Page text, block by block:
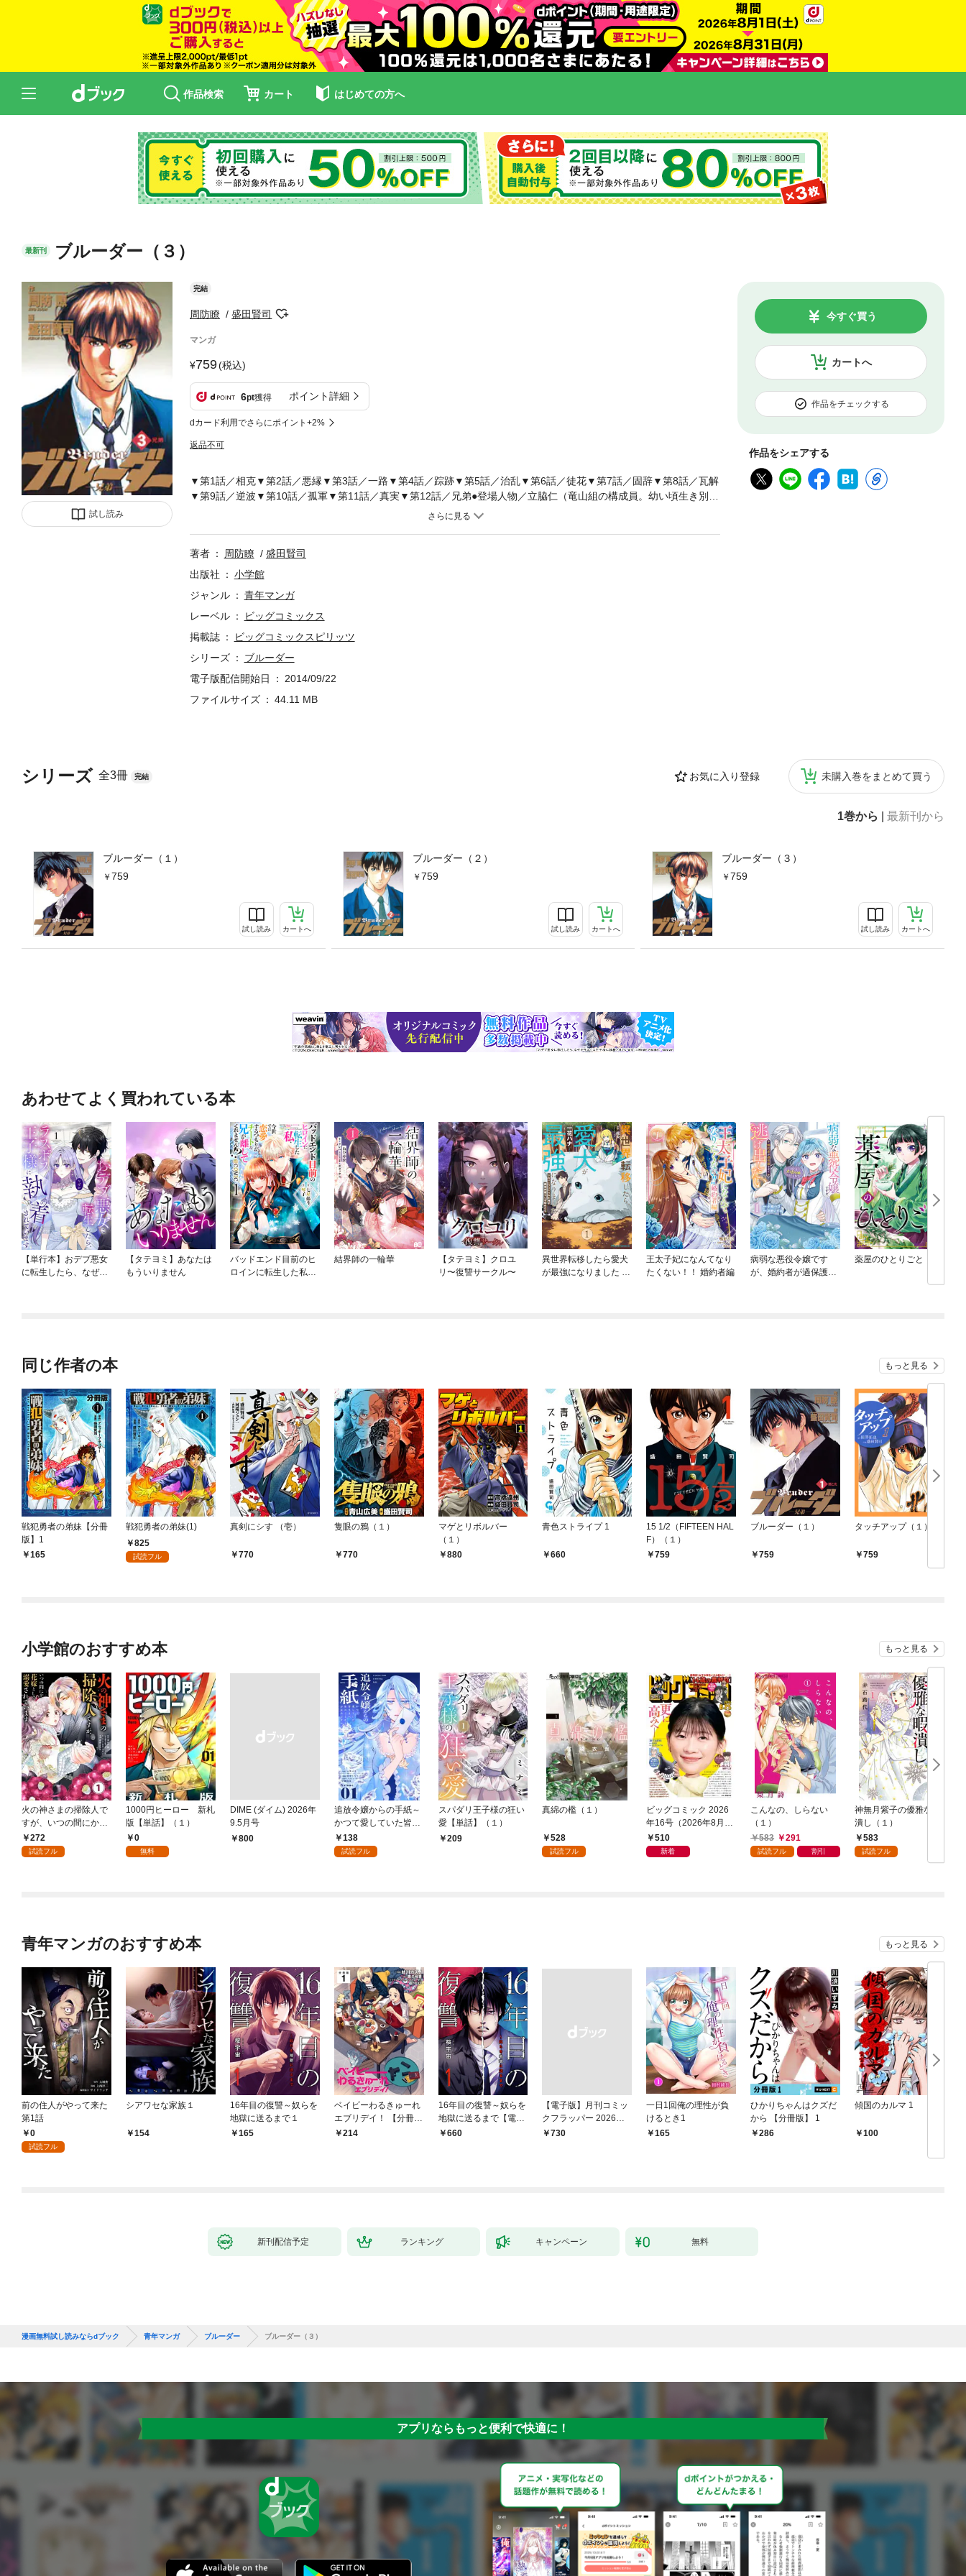
作品検索 カート はじめての方へ
最新刊 ブルーダー（３）
試し読み
完結
周防瞭 盛田賢司
マンガ
759(税込)
6pt獲得 ポイント詳細
dカード利用でさらにポイント+2%
返品不可
カートへ
今すぐ買う
作品をチェックする
作品をシェアする
シリーズ 全3冊 完結 お気に入り登録 未購入巻をまとめて買う
1巻から 最新刊から
ブルーダー（１）
759
試し読み カートへ
ブルーダー（２）
759
試し読み カートへ
ブルーダー（３）
759
試し読み カートへ
▼第1話／相克▼第2話／悪縁▼第3話／一路▼第4話／踪跡▼第5話／治乱▼第6話／徒花▼第7話／固辞▼第8話／瓦解
▼第9話／逆波▼第10話／孤軍▼第11話／真実▼第12話／兄弟●登場人物／立脇仁（竜山組の構成員。幼い頃生き別れ
になった弟・仁を心のどこかで探している）、一乃瀬正（東大大学院を卒業後、西新銀行に入行したエリート。額に
ひとり指定の場所に出向く正。そこで藤沢の襲撃に遭うが、正は自分に向けられた銃に対して、恐れるどころか果敢
に挑む。俊敏な動きで相手の攻撃をかわした正は、なんとかことなき得るが……。（第1話）▼正が藤沢に襲撃された
の後、竜山組に顔を出した仁は、組長から勝手な行動をとり続ける藤沢を含め、今回の一件のカタをつけるよう命ぜ
られる。（第2話）●本巻の特徴／竜山組と関係を持つスナック経営者・島田の心に微妙な変化が。家族のために極道
から足を洗おうする島田の下した決断とは？ 一ノ瀬正が何者かに襲撃を受ける。命をとりとめた正は、仁との関係
著者 周防瞭
盛田賢司
出版社
小学館
ジャンル
青年マンガ
レーベル
ビッグコミックス
掲載誌
ビッグコミックスピリッツ
シリーズ
ブルーダー
電子版配信開始日
2014/09/22
ファイルサイズ
44.11 MB
あわせてよく買われている本
【単行本】おデブ悪女
に転生したら、なぜか
【タテヨミ】あなたは
もういりません
バッドエンド目前のヒ
ロインに転生した私、
結界師の一輪華
【タテヨミ】クロユ
リ〜復讐サークル〜
異世界転移したら愛犬
が最強になりました ～
王太子妃になんてなり
たくない！！ 婚約者編
病弱な悪役令嬢です
が、婚約者が過保護す
薬屋のひとりごと
同じ作者の本 もっと見る
戦犯勇者の弟妹【分冊
版】1
165
戦犯勇者の弟妹(1)
825
試読フル
真剣にシす （壱）
770
隻眼の鴉（１）
770
マゲとリボルバー
（１）
880
青色ストライプ 1
660
15 1/2（FIFTEEN HAL
F）（１）
759
ブルーダー（１）
759
タッチアップ（１）
759
小学館のおすすめ本 もっと見る
火の神さまの掃除人で
すが、いつの間にか花
嫁として溺愛されてい
ます【単話】（１）
272
試読フル
1000円ヒーロー 新札
版【単話】（１）
0
無料
DIME (ダイム) 2026年
9.5月号
￥800
追放令嬢からの手紙～
かつて愛していた皆さ
まへ 私のことなどお忘
れですか？～【単話】
138
試読フル
スパダリ王子様の狂い
愛【単話】（１）
209
真綿の檻（１）
528
試読フル
ビッグコミック 2026
年16号（2026年8月7
日発売）
510
新着
こんなの、しらない
（１）
583
291
試読フル 割引
神無月紫子の優雅な暇
潰し（１）
583
試読フル
青年マンガのおすすめ本 もっと見る
前の住人がやって来た
第1話
0
試読フル
シアワセな家族１
154
16年目の復讐～奴らを
地獄に送るまで１
165
ベイビーわるきゅーれ
エブリデイ！ 【分冊
版】 1
214
16年目の復讐～奴らを
地獄に送るまで【電子
単行本版】１
660
【電子版】月刊コミッ
クフラッパー 2026年9
月号
￥730
一日1回俺の理性が負
けるとき1
165
ひかりちゃんはクズだ
から 【分冊版】 1
286
傾国のカルマ 1
100
新刊配信予定 ランキング キャンペーン 無料
漫画無料試し読みならdブック 青年マンガ ブルーダー ブルーダー（３）
アプリならもっと便利で快適に！